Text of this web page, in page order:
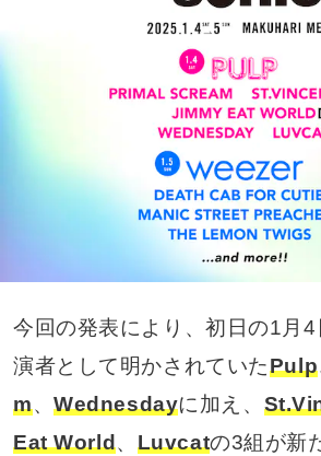
今回の発表により、初日の1月4
演者として明かされていたPulp
m、Wednesdayに加え、
Eat World、 Luvcatの3組が新